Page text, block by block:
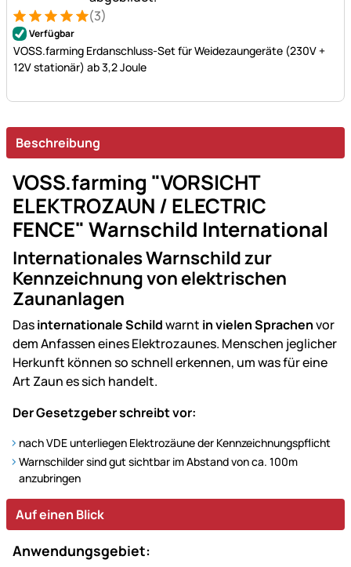
Bewertung: 5 von 5 (3 Bewertungen)
3 Bewertungen
(3)
Verfügbar
VOSS.farming Erdanschluss-Set für Weidezaungeräte (230V +
12V stationär) ab 3,2 Joule
Beschreibung
VOSS.farming "VORSICHT
ELEKTROZAUN / ELECTRIC
FENCE" Warnschild International
Internationales Warnschild zur
Kennzeichnung von elektrischen
Zaunanlagen
Dasinternationale Schildwarnt in vielen Sprachenvor
dem Anfassen eines Elektrozaunes. Menschen jeglicher
Herkunft können so schnell erkennen, um was für eine
Art Zaun es sich handelt.
Der Gesetzgeber schreibt vor:
nach VDE unterliegen Elektrozäune der Kennzeichnungspflicht
Warnschilder sind gut sichtbar im Abstand von ca. 100m
anzubringen
Auf einen Blick
Anwendungsgebiet: